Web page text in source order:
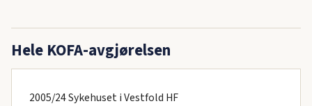
Hele KOFA-avgjørelsen
2005/24 Sykehuset i Vestfold HF